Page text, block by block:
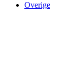
Overige